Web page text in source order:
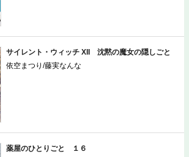
サイレント・ウィッチ XII 沈黙の魔女の隠しごと
依空まつり/藤実なんな
薬屋のひとりごと １６